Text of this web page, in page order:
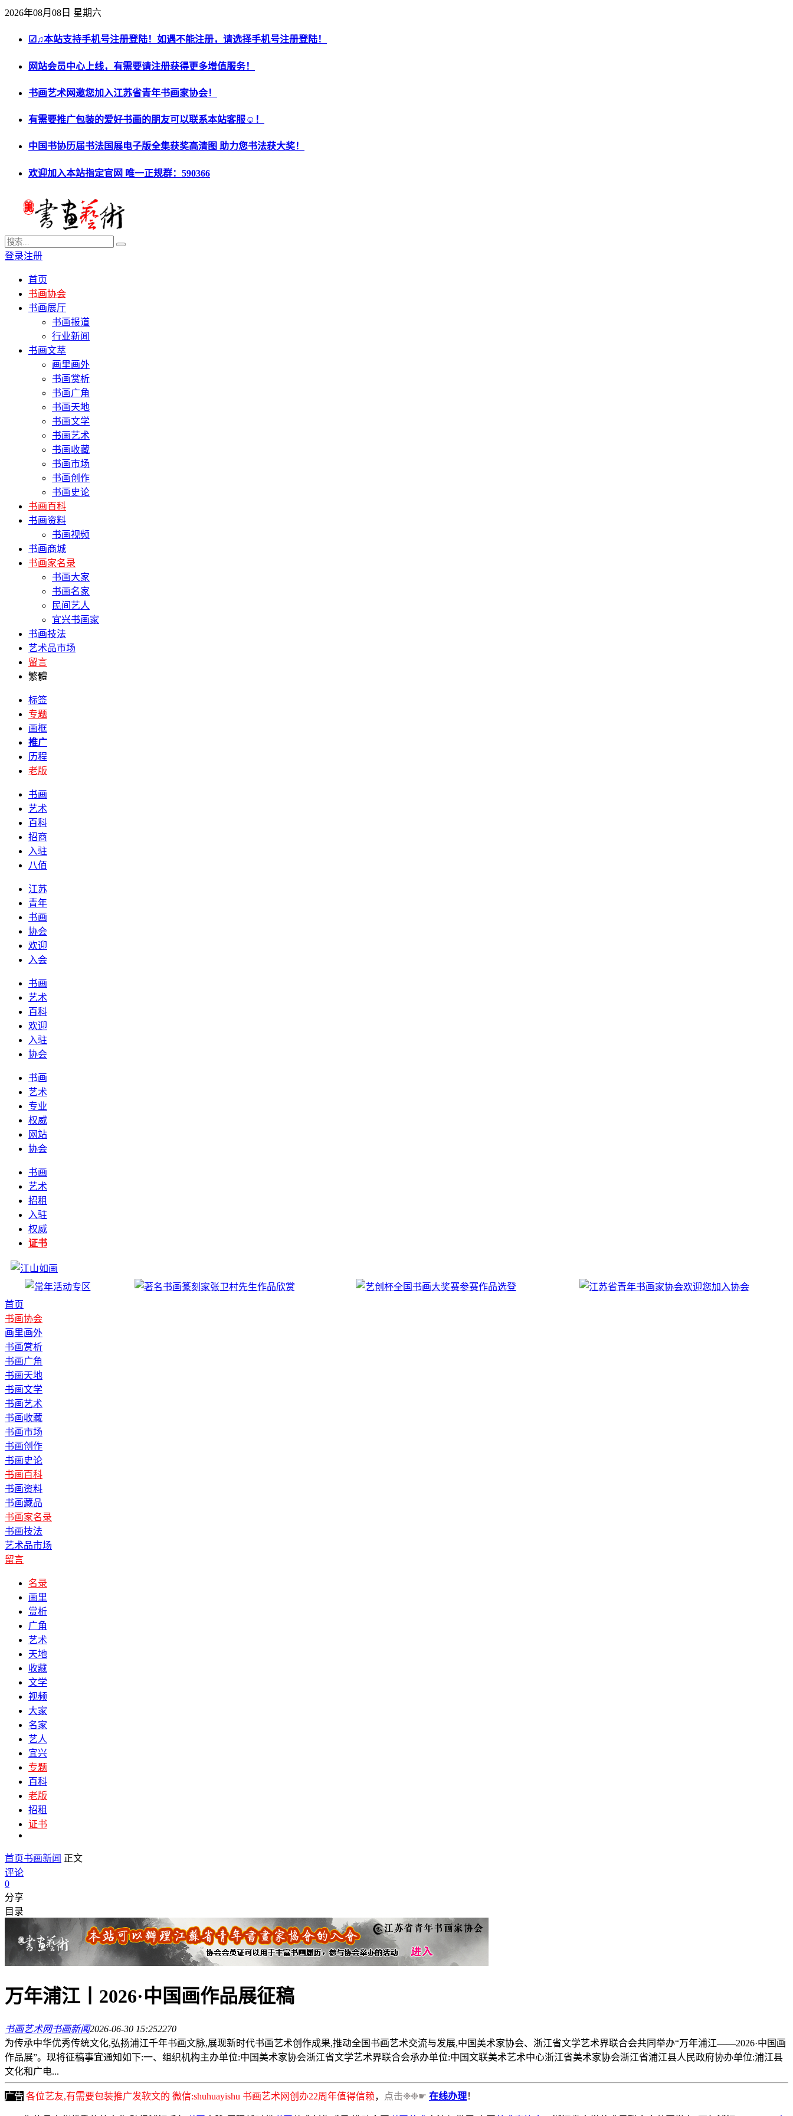
2026年08月08日 星期六
☑♫本站支持手机号注册登陆！如遇不能注册，请选择手机号注册登陆！
网站会员中心上线，有需要请注册获得更多增值服务！
书画艺术网邀您加入江苏省青年书画家协会！
有需要推广包装的爱好书画的朋友可以联系本站客服☺！
中国书协历届书法国展电子版全集获奖高清图 助力您书法获大奖！
欢迎加入本站指定官网 唯一正规群：590366
登录注册
首页
书画协会
书画展厅
书画报道
行业新闻
书画文萃
画里画外
书画赏析
书画广角
书画天地
书画文学
书画艺术
书画收藏
书画市场
书画创作
书画史论
书画百科
书画资料
书画视频
书画商城
书画家名录
书画大家
书画名家
民间艺人
宜兴书画家
书画技法
艺术品市场
留言
繁體
标签
专题
画框
推广
历程
老版
书画
艺术
百科
招商
入驻
八佰
江苏
青年
书画
协会
欢迎
入会
书画
艺术
百科
欢迎
入驻
协会
书画
艺术
专业
权威
网站
协会
书画
艺术
招租
入驻
权威
证书
首页
书画协会
画里画外
书画赏析
书画广角
书画天地
书画文学
书画艺术
书画收藏
书画市场
书画创作
书画史论
书画百科
书画资料
书画藏品
书画家名录
书画技法
艺术品市场
留言
名录
画里
赏析
广角
艺术
天地
收藏
文学
视频
大家
名家
艺人
宜兴
专题
百科
老版
招租
证书
首页书画新闻 正文
评论
0
分享
目录
万年浦江丨2026·中国画作品展征稿
书画艺术网书画新闻2026-06-30 15:252270
为传承中华优秀传统文化,弘扬浦江千年书画文脉,展现新时代书画艺术创作成果,推动全国书画艺术交流与发展,中国美术家协会、浙江省文学艺术界联合会共同举办“万年浦江——2026·中国画
作品展”。现将征稿事宜通知如下:一、组织机构主办单位:中国美术家协会浙江省文学艺术界联合会承办单位:中国文联美术艺术中心浙江省美术家协会浙江省浦江县人民政府协办单位:浦江县
文化和广电...
广告 各位艺友,有需要包装推广发软文的 微信:shuhuayishu 书画艺术网创办22周年值得信赖， 点击❉❉☛ 在线办理！